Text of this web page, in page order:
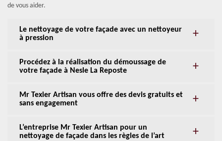
de vous aider.
Le nettoyage de votre façade avec un nettoyeur
à pression
Procédez à la réalisation du démoussage de
votre façade à Nesle La Reposte
Mr Texier Artisan vous offre des devis gratuits et
sans engagement
L’entreprise Mr Texier Artisan pour un
nettoyage de façade dans les règles de l’art